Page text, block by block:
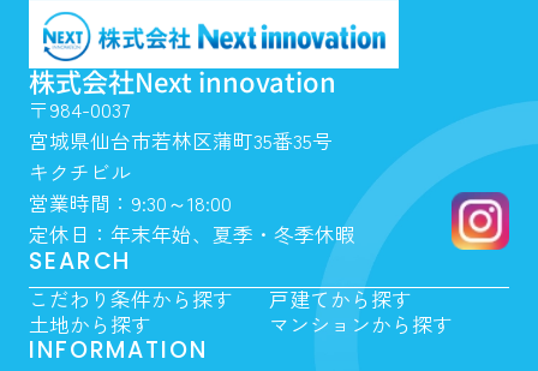
株式会社Next innovation
〒984-0037
宮城県仙台市若林区蒲町35番35号
キクチビル
営業時間：9:30～18:00
定休日：年末年始、夏季・冬季休暇
SEARCH
こだわり条件から探す
戸建てから探す
土地から探す
マンションから探す
INFORMATION